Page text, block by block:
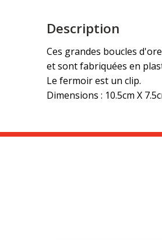
Description
Ces grandes boucles
et sont fabriquées en
Le fermoir est un clip.
Dimensions : 10.5cm X